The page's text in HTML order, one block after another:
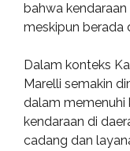
bahwa
meskipun berada
Dalam konteks
Marelli semakin
dalam memenuhi
kendaraan di
cadang dan